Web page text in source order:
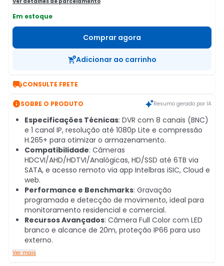
Em estoque
Comprar agora
Adicionar ao carrinho
CONSULTE FRETE
SOBRE O PRODUTO Resumo gerado por IA
Especificações Técnicas: DVR com 8 canais (BNC)
e 1 canal IP, resolução até 1080p Lite e compressão
H.265+ para otimizar o armazenamento.
Compatibilidade: Câmeras
HDCVI/AHD/HDTVI/Analógicas, HD/SSD até 6TB via
SATA, e acesso remoto via app Intelbras iSIC, Cloud e
web.
Performance e Benchmarks: Gravação
programada e detecção de movimento, ideal para
monitoramento residencial e comercial.
Recursos Avançados: Câmera Full Color com LED
branco e alcance de 20m, proteção IP66 para uso
externo.
Ver mais